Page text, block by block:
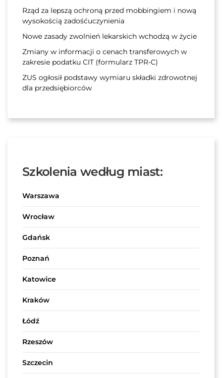
Rząd za lepszą ochroną przed mobbingiem i nową
wysokością zadośćuczynienia
Nowe zasady zwolnień lekarskich wchodzą w życie
Zmiany w informacji o cenach transferowych w
zakresie podatku CIT (formularz TPR-C)
ZUS ogłosił podstawy wymiaru składki zdrowotnej
dla przedsiębiorców
Szkolenia według miast:
Warszawa
Wrocław
Gdańsk
Poznań
Katowice
Kraków
Łódź
Rzeszów
Szczecin